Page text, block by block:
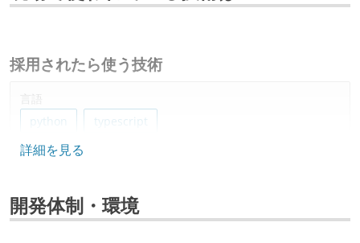
採用されたら使う技術
言語
python
typescript
フレームワーク
データベース
詳細を見る
開発体制・環境